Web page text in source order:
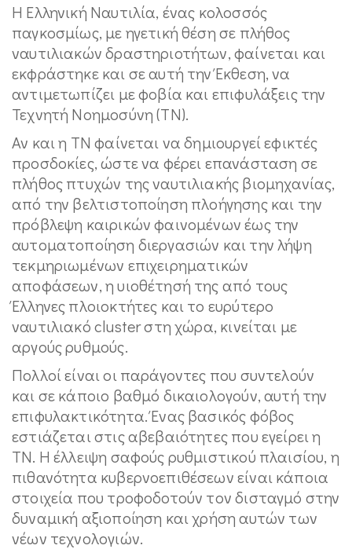
Η Ελληνική Ναυτιλία, ένας κολοσσός
παγκοσμίως, με ηγετική θέση σε πλήθος
ναυτιλιακών δραστηριοτήτων, φαίνεται και
εκφράστηκε και σε αυτή την Έκθεση, να
αντιμετωπίζει με φοβία και επιφυλάξεις την
Τεχνητή Νοημοσύνη (ΤΝ).
Αν και η ΤΝ φαίνεται να δημιουργεί εφικτές
προσδοκίες, ώστε να φέρει επανάσταση σε
πλήθος πτυχών της ναυτιλιακής βιομηχανίας,
από την βελτιστοποίηση πλοήγησης και την
πρόβλεψη καιρικών φαινομένων έως την
αυτοματοποίηση διεργασιών και την λήψη
τεκμηριωμένων επιχειρηματικών
αποφάσεων, η υιοθέτησή της από τους
Έλληνες πλοιοκτήτες και το ευρύτερο
ναυτιλιακό cluster στη χώρα, κινείται με
αργούς ρυθμούς.
Πολλοί είναι οι παράγοντες που συντελούν
και σε κάποιο βαθμό δικαιολογούν, αυτή την
επιφυλακτικότητα. Ένας βασικός φόβος
εστιάζεται στις αβεβαιότητες που εγείρει η
ΤΝ. Η έλλειψη σαφούς ρυθμιστικού πλαισίου, η
πιθανότητα κυβερνοεπιθέσεων είναι κάποια
στοιχεία που τροφοδοτούν τον δισταγμό στην
δυναμική αξιοποίηση και χρήση αυτών των
νέων τεχνολογιών.